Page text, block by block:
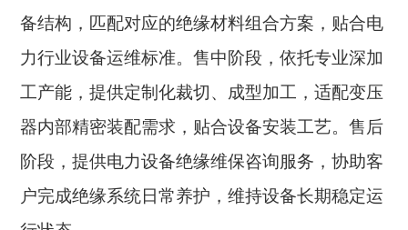
备结构，匹配对应的绝缘材料组合方案，贴合电
力行业设备运维标准。售中阶段，依托专业深加
工产能，提供定制化裁切、成型加工，适配变压
器内部精密装配需求，贴合设备安装工艺。售后
阶段，提供电力设备绝缘维保咨询服务，协助客
户完成绝缘系统日常养护，维持设备长期稳定运